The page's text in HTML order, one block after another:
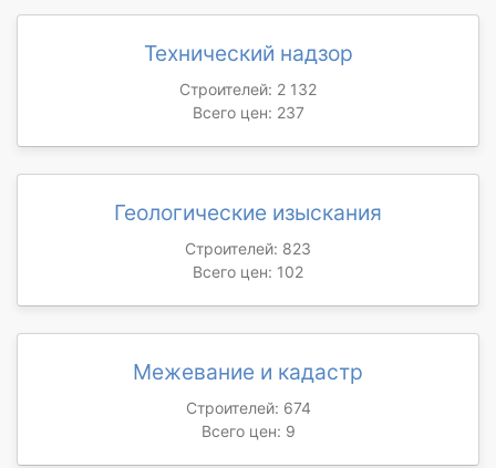
Технический надзор
Строителей: 2 132
Всего цен: 237
Геологические изыскания
Строителей: 823
Всего цен: 102
Межевание и кадастр
Строителей: 674
Всего цен: 9